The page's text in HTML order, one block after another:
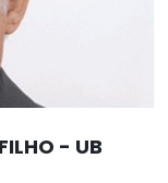
- UB